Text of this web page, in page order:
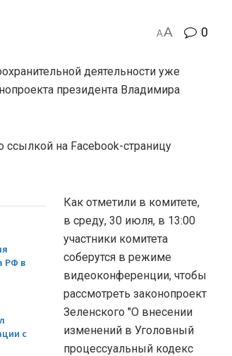
AA 0
деятельности уже
президента Владимира
на Facebook-страницу
РФ в
с
Как отметили в комитете,
в среду, 30 июля, в 13:00
участники комитета
соберутся в режиме
видеоконференции, чтобы
рассмотреть законопроект
Зеленского "О внесении
изменений в Уголовный
процессуальный кодекс